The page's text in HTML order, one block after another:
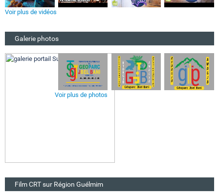
Voir plus de vidéos
Galerie photos
Voir plus de photos
Film CRT sur Région Guélmim